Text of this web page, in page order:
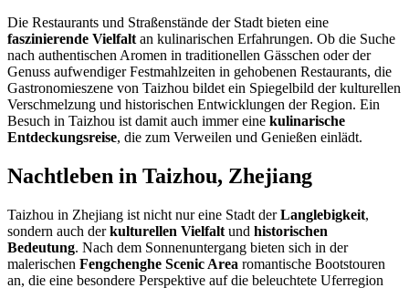
Die Restaurants und Straßenstände der Stadt bieten eine
faszinierende Vielfalt an kulinarischen Erfahrungen. Ob die Suche
nach authentischen Aromen in traditionellen Gässchen oder der
Genuss aufwendiger Festmahlzeiten in gehobenen Restaurants, die
Gastronomieszene von Taizhou bildet ein Spiegelbild der kulturellen
Verschmelzung und historischen Entwicklungen der Region. Ein
Besuch in Taizhou ist damit auch immer eine kulinarische
Entdeckungsreise, die zum Verweilen und Genießen einlädt.
Nachtleben in Taizhou, Zhejiang
Taizhou in Zhejiang ist nicht nur eine Stadt derLanglebigkeit,
sondern auch derkulturellen Vielfalt und historischen
Bedeutung. Nach dem Sonnenuntergang bieten sich in der
malerischen Fengchenghe Scenic Area romantische Bootstouren
an, die eine besondere Perspektive auf die beleuchtete Uferregion